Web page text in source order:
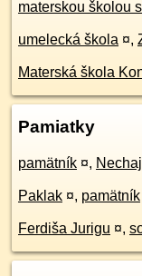
materskou školou
umelecká škola ¤,
Materská škola
Pamiatky
pamätník ¤,
Paklak ¤, pamätník
Ferdiša Jurigu ¤,